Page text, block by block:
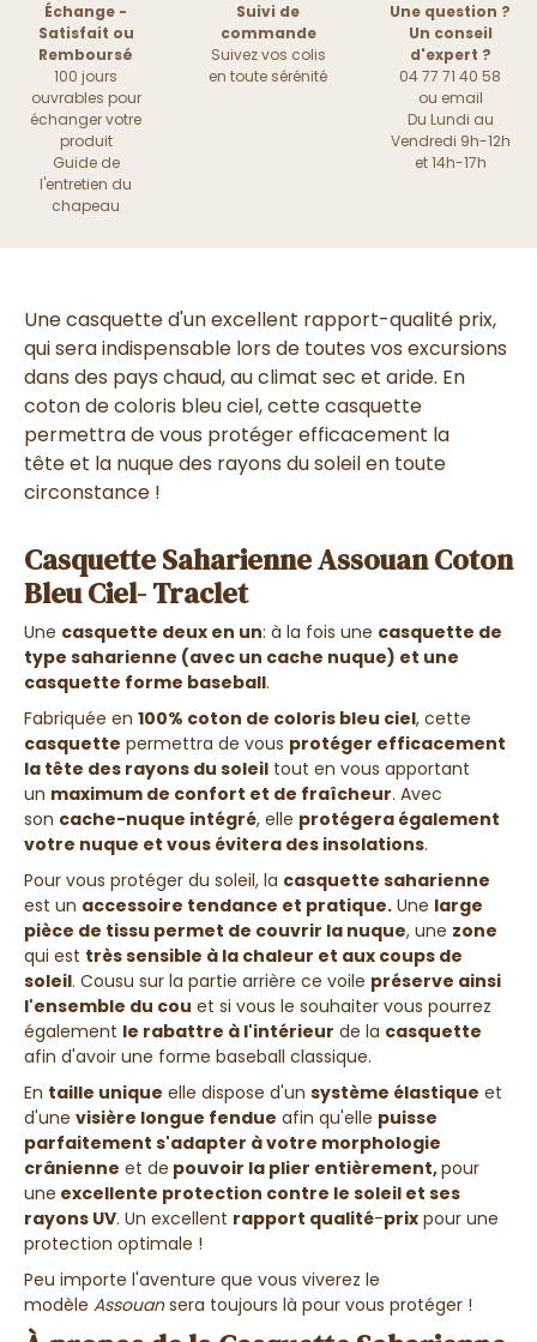
Échange -
Satisfait ou
Remboursé
100 jours
ouvrables pour
échanger votre
produit
Guide de
l'entretien du
chapeau
Suivi de
commande
Suivez vos colis
en toute sérénité
Une question ?
Un conseil
d'expert ?
04 77 71 40 58
ou email
Du Lundi au
Vendredi 9h-12h
et 14h-17h
Une casquette d'un excellent rapport-qualité prix,
qui sera indispensable lors de toutes vos excursions
dans des pays chaud, au climat sec et aride. En
coton de coloris bleu ciel, cette casquette
permettra de vous protéger efficacement la
tête et la nuque des rayons du soleil en toute
circonstance !
Casquette Saharienne Assouan Coton
Bleu Ciel- Traclet
Une casquette deux en un: à la fois une casquette de
type saharienne (avec un cache nuque) et une
casquette forme baseball.
Fabriquée en 100% coton de coloris bleu ciel, cette
casquette permettra de vous protéger efficacement
la tête des rayons du soleil tout en vous apportant
un maximum de confort et de fraîcheur. Avec
son cache-nuque intégré, elle protégera également
votre nuque et vous évitera des insolations.
Pour vous protéger du soleil, la casquette saharienne
est un accessoire tendance et pratique. Une large
pièce de tissu permet de couvrir la nuque, une zone
qui est très sensible à la chaleur et aux coups de
soleil. Cousu sur la partie arrière ce voile préserve ainsi
l'ensemble du cou et si vous le souhaiter vous pourrez
également le rabattre à l'intérieur de la casquette
afin d'avoir une forme baseball classique.
En taille unique elle dispose d'un système élastique et
d'une visière longue fendue afin qu'elle puisse
parfaitement s'adapter à votre morphologie
crânienne et de pouvoir la plier entièrement,pour
une excellente protection contre le soleil et ses
rayons UV. Un excellent rapport qualité-prix pour une
protection optimale !
Peu importe l'aventure que vous viverez le
modèle Assouansera toujours là pour vous protéger !